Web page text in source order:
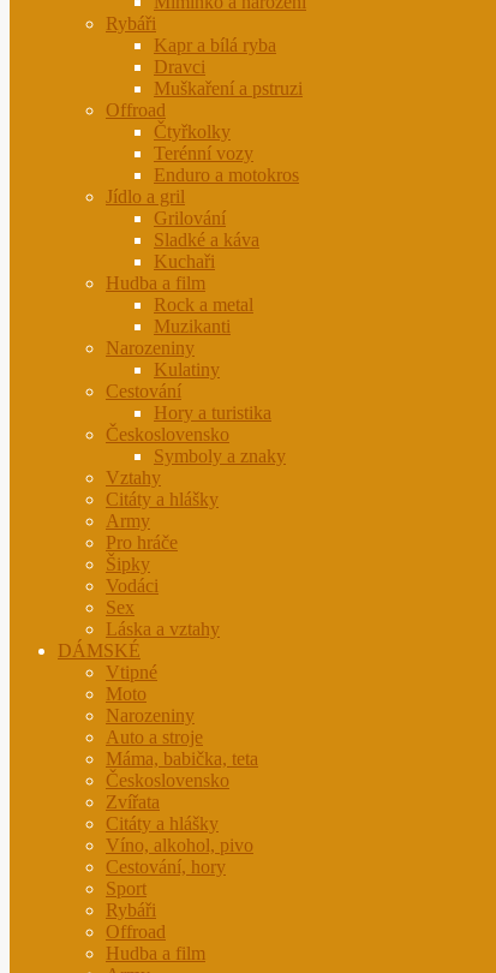
Rybáři
Kapr a bílá ryba
Dravci
Muškaření a pstruzi
Offroad
Čtyřkolky
Terénní vozy
Enduro a motokros
Jídlo a gril
Grilování
Sladké a káva
Kuchaři
Hudba a film
Rock a metal
Muzikanti
Narozeniny
Kulatiny
Cestování
Hory a turistika
Československo
Symboly a znaky
Vztahy
Citáty a hlášky
Army
Pro hráče
Šipky
Vodáci
Sex
Láska a vztahy
DÁMSKÉ
Vtipné
Moto
Narozeniny
Auto a stroje
Máma, babička, teta
Československo
Zvířata
Citáty a hlášky
Víno, alkohol, pivo
Cestování, hory
Sport
Rybáři
Offroad
Hudba a film